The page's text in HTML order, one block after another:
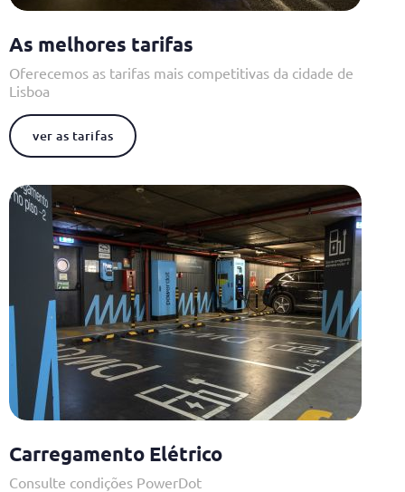
As melhores tarifas
Oferecemos as tarifas mais competitivas da cidade de
Lisboa
ver as tarifas
Carregamento Elétrico
Consulte condições PowerDot